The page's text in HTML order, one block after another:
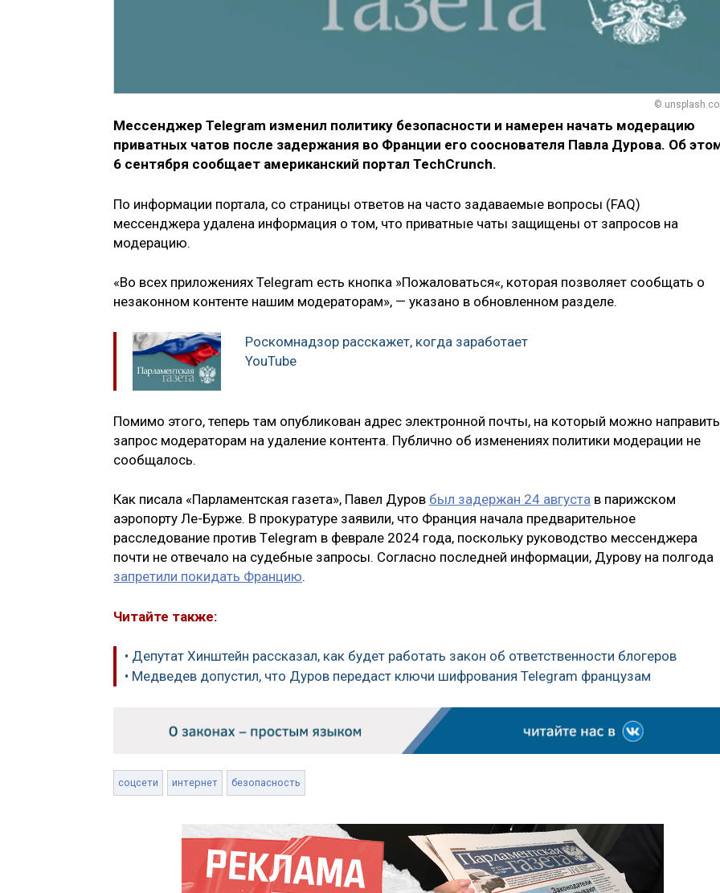
©
Мессенджер Telegram изменил политику безопасности и намерен начать модерацию
приватных чатов после задержания во Франции его сооснователя Павла Дурова. Об
6 сентября сообщает американский портал TechCrunch.
По информации портала, со страницы ответов на часто задаваемые вопросы (FAQ)
мессенджера удалена информация о том, что приватные чаты защищены от запросов на
модерацию.
«Во всех приложениях Telegram есть кнопка »Пожаловаться«, которая позволяет сообщать о
незаконном контенте нашим модераторам», — указано в обновленном разделе.
Роскомнадзор расскажет, когда заработает
YouTube
Помимо этого, теперь там опубликован адрес электронной почты, на который можно направить
запрос модераторам на удаление контента. Публично об изменениях политики модерации не
сообщалось.
Как писала «Парламентская газета», Павел Дуров был задержан 24 августа в парижском
аэропорту Ле-Бурже. В прокуратуре заявили, что Франция начала предварительное
расследование против Тelegram в феврале 2024 года, поскольку руководство мессенджера
почти не отвечало на судебные запросы. Согласно последней информации, Дурову на полгода
запретили покидать Францию.
Читайте также:
• Депутат Хинштейн рассказал, как будет работать закон об ответственности блогеров
• Медведев допустил, что Дуров передаст ключи шифрования Telegram французам
соцсети интернет безопасность